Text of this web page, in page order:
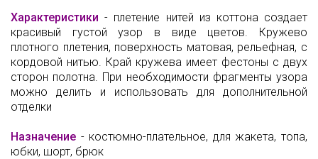
Характеристики - плетение нитей из коттона создает
красивый густой узор в виде цветов. Кружево
плотного плетения, поверхность матовая, рельефная, с
кордовой нитью. Край кружева имеет фестоны с двух
сторон полотна. При необходимости фрагменты узора
можно делить и использовать для дополнительной
отделки
Назначение - костюмно-плательное, для жакета, топа,
юбки, шорт, брюк